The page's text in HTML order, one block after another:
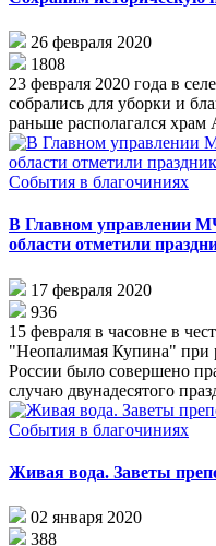
26 февраля 2020
1808
23 февраля 2020 года в
собрались для уборки и
раньше располагался
События в благочиниях
В Главном управлении
области отметили
17 февраля 2020
936
15 февраля в часовне в
"Неопалимая Купина" при
России было совершено
случаю двунадесятого
События в благочиниях
Живая вода. Заветы
02 января 2020
388